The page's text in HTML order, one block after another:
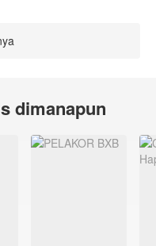
dimanapun